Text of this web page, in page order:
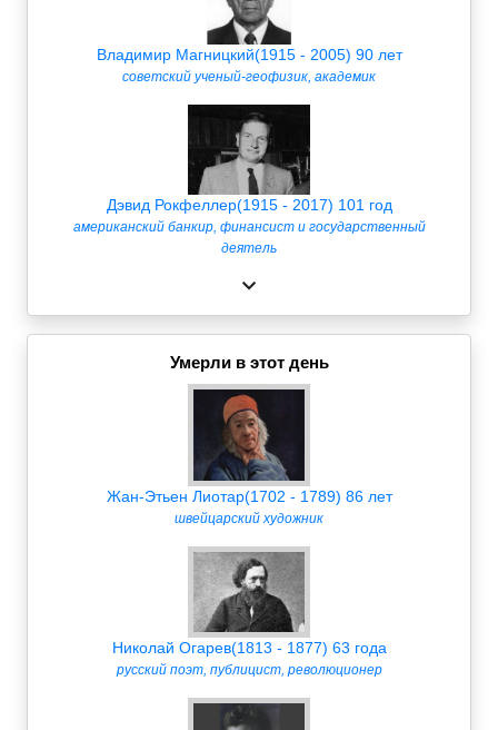
Владимир Магницкий(1915 - 2005) 90 лет
советский ученый-геофизик, академик
Дэвид Рокфеллер(1915 - 2017) 101 год
американский банкир, финансист и государственный
деятель
Умерли в этот день
Жан-Этьен Лиотар(1702 - 1789) 86 лет
швейцарский художник
Николай Огарев(1813 - 1877) 63 года
русский поэт, публицист, революционер